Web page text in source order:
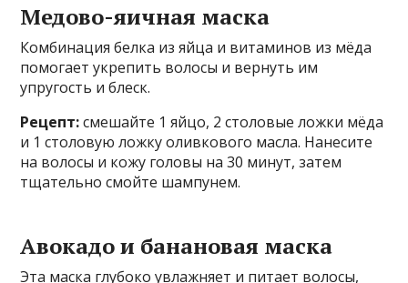
Медово-яичная маска
Комбинация белка из яйца и витаминов из мёда
помогает укрепить волосы и вернуть им
упругость и блеск.
Рецепт:смешайте 1 яйцо, 2 столовые ложки мёда
и 1 столовую ложку оливкового масла. Нанесите
на волосы и кожу головы на 30 минут, затем
тщательно смойте шампунем.
Авокадо и банановая маска
Эта маска глубоко увлажняет и питает волосы,